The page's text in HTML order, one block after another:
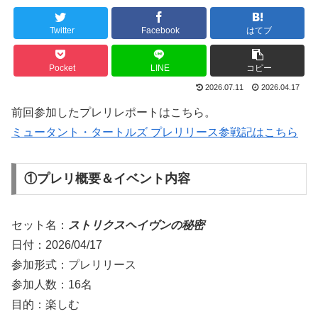
Twitter Facebook はてブ
Pocket LINE コピー
2026.07.11 2026.04.17
前回参加したプレリレポートはこちら。
ミュータント・タートルズ プレリリース参戦記はこちら
①プレリ概要＆イベント内容
セット名： ストリクスヘイヴンの秘密
日付：2026/04/17
参加形式：プレリリース
参加人数：16名
目的：楽しむ